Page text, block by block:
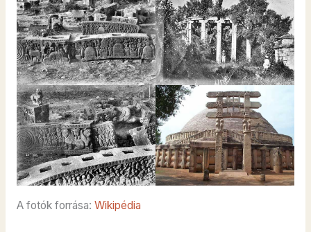
A fotók forrása: Wikipédia